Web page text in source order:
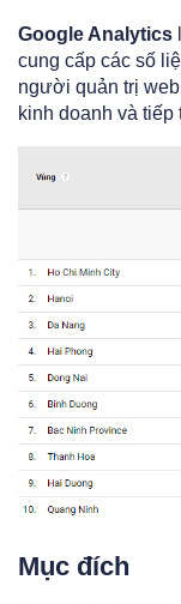
Google Analytics
cung cấp các số
người quản trị
kinh doanh và tiếp
Mục đích